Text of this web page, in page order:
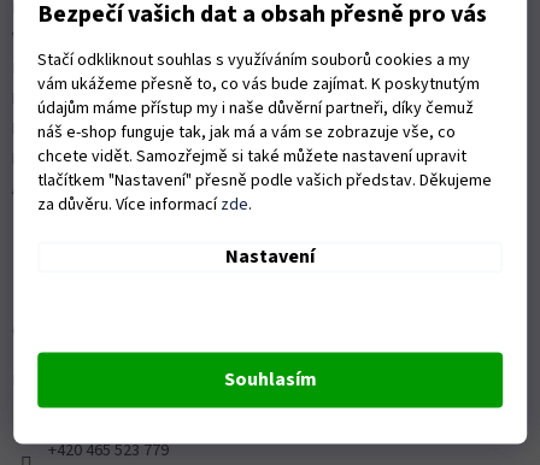
Bezpečí vašich dat a obsah přesně pro vás
Stačí odkliknout souhlas s využíváním souborů cookies a my
vám ukážeme přesně to, co vás bude zajímat. K poskytnutým
údajům máme přístup my i naše důvěrní partneři, díky čemuž
náš e-shop funguje tak, jak má a vám se zobrazuje vše, co
chcete vidět. Samozřejmě si také můžete nastavení upravit
tlačítkem "Nastavení" přesně podle vašich představ. Děkujeme
za důvěru. Více informacízde.
Nastavení
Souhlasím
Platební možnosti
Vrácení zboží a reklamace
Nákup na splátky
ISO 9001:2015
Politika kvality
Předváděcí stroje Husqvarna
Autorizovaný servis Husqvarna
info@proprofiky.cz
+420 465 523 779